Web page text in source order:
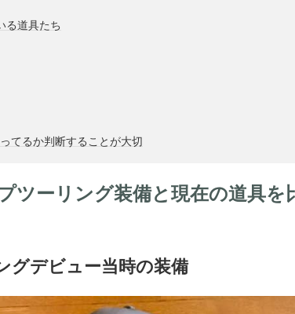
る道具たち
てるか判断することが大切
ツーリング装備と現在の道具を
グデビュー当時の装備